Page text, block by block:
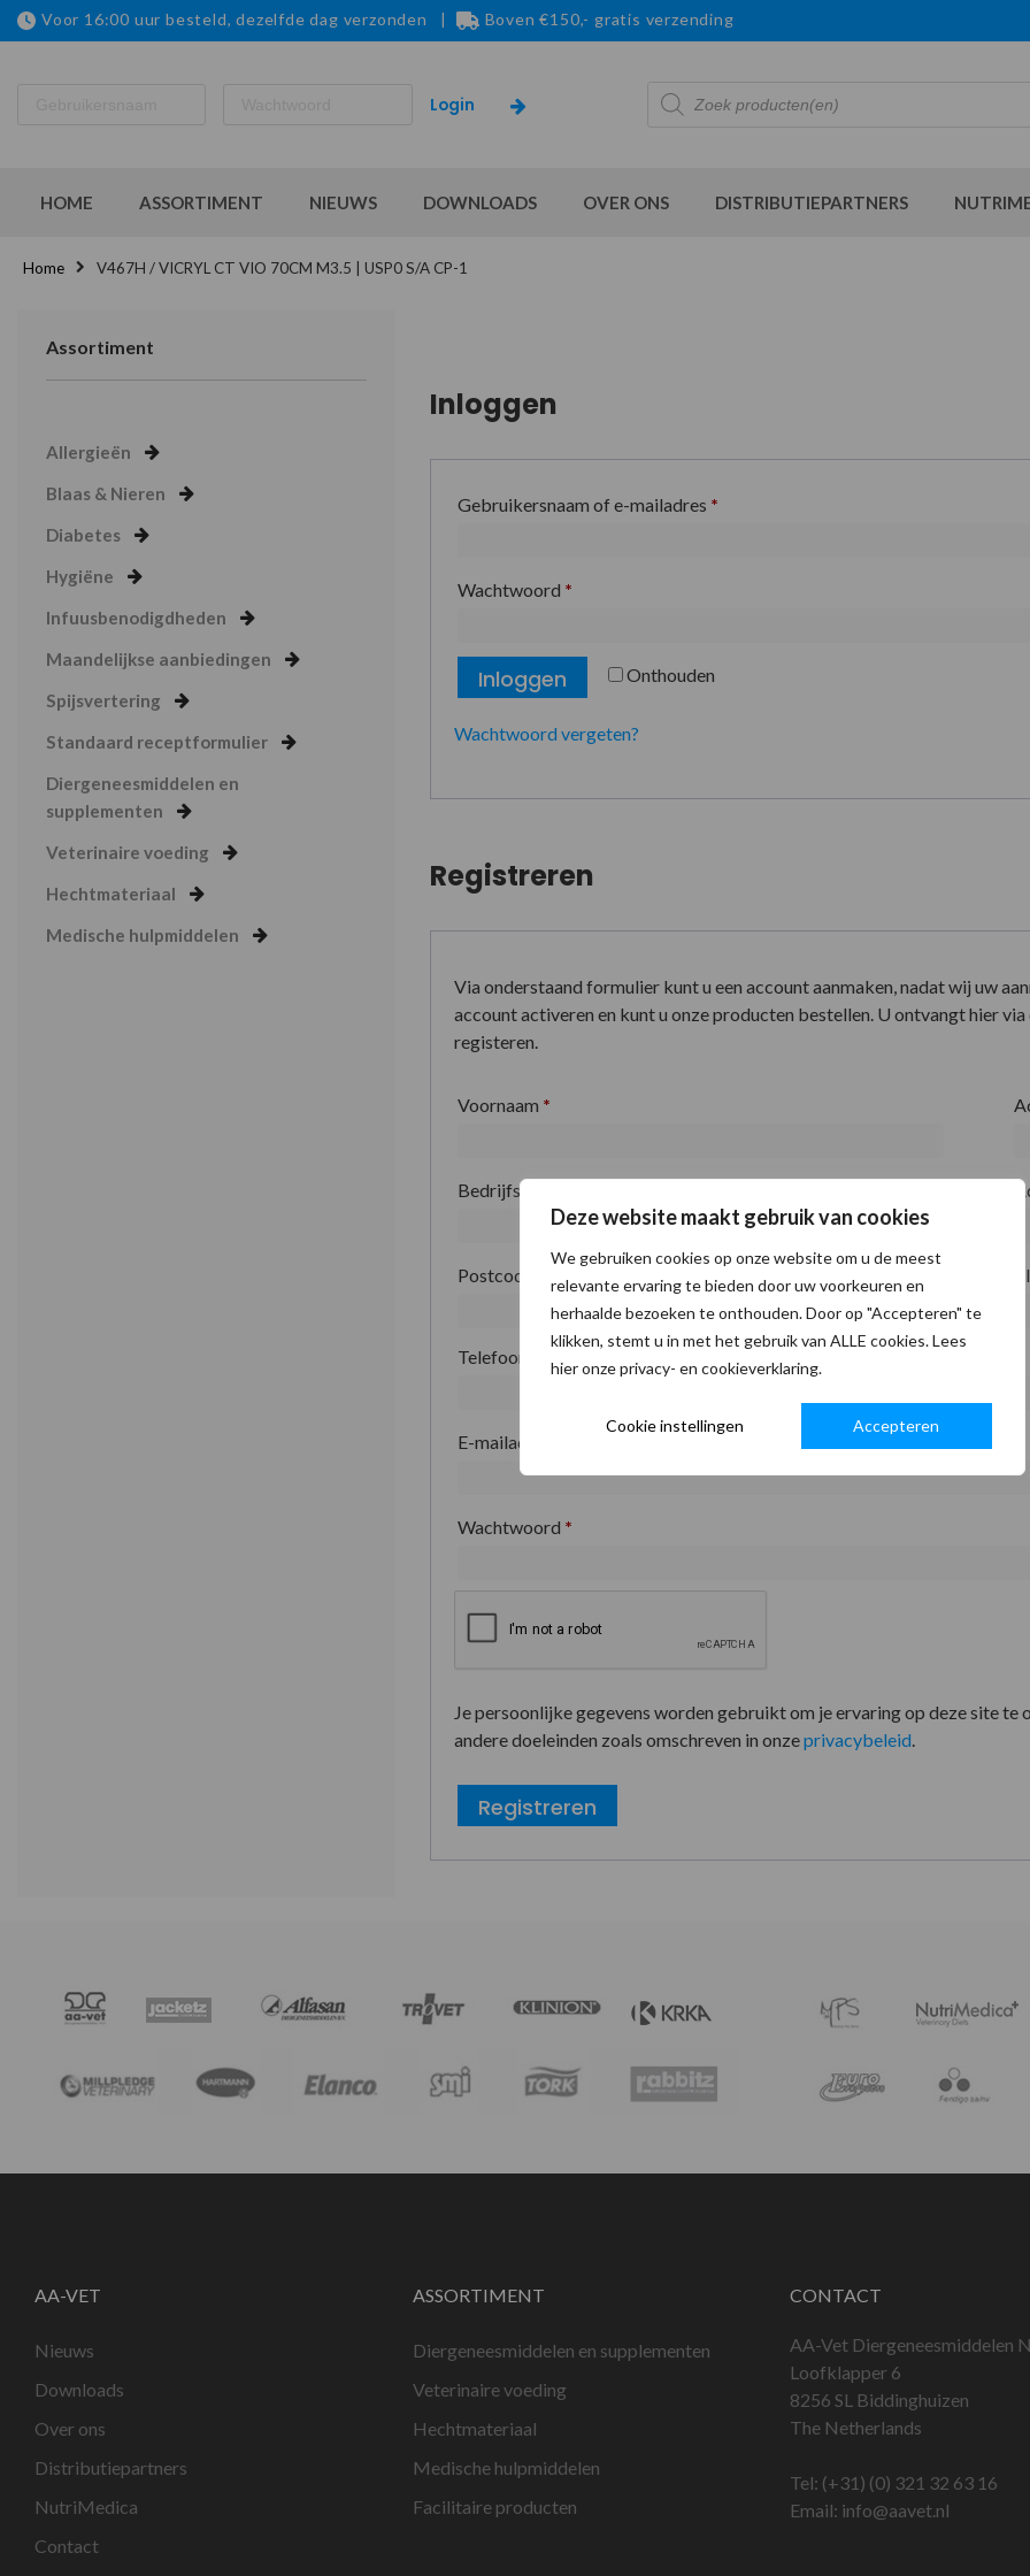
Deze website maakt gebruik van cookies
We gebruiken cookies op onze website om u de meest
relevante ervaring te bieden door uw voorkeuren en
herhaalde bezoeken te onthouden. Door op "Accepteren" te
klikken, stemt u in met het gebruik van ALLE cookies. Lees
hier onze privacy- en cookieverklaring.
Cookie instellingen Accepteren
Voor 16:00 uur besteld, dezelfde dag verzonden | Boven €150,- gratis verzending
Producten
zoeken
HOME ASSORTIMENT NIEUWS DOWNLOADS OVER ONS DISTRIBUTIEPARTNERS
Home V467H / VICRYL CT VIO 70CM M3.5 | USP0 S/A CP-1
Assortiment
Allergieën
Blaas & Nieren
Diabetes
Hygiëne
Infuusbenodigdheden
Maandelijkse aanbiedingen
Spijsvertering
Standaard receptformulier
Diergeneesmiddelen en
supplementen
Veterinaire voeding
Hechtmateriaal
Medische hulpmiddelen
Inloggen
Gebruikersnaam of e-mailadres *
Wachtwoord *
Onthouden
Inloggen
Wachtwoord vergeten?
Registreren
Via onderstaand formulier kunt u een account aanmaken, nadat wij uw
account activeren en kunt u onze producten bestellen. U ontvangt hier
registeren.
Voornaam *
Bedrijfsnaam
Postcode
Telefoon
E-mailadres
Wachtwoord *
Je persoonlijke gegevens worden gebruikt om je ervaring op deze site
andere doeleinden zoals omschreven in onzeprivacybeleid
Registreren
AA-VET
Nieuws
Downloads
Over ons
Distributiepartners
NutriMedica
Contact
ASSORTIMENT
Diergeneesmiddelen en supplementen
Veterinaire voeding
Hechtmateriaal
Medische hulpmiddelen
Facilitaire producten
CONTACT
AA-Vet Diergeneesmiddelen
Loofklapper 6
8256 SL Biddinghuizen
The Netherlands
Tel: (+31) (0) 321 32 63 16
Email: info@aavet.nl